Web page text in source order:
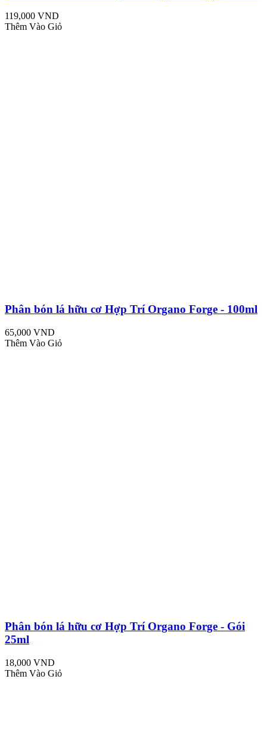
119,000 VND
Thêm Vào Giỏ
Phân bón lá hữu cơ Hợp Trí Organo Forge - 100ml
65,000 VND
Thêm Vào Giỏ
Phân bón lá hữu cơ Hợp Trí Organo Forge - Gói
25ml
18,000 VND
Thêm Vào Giỏ